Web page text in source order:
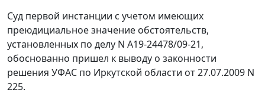
Суд первой инстанции с учетом имеющих
преюдициальное значение обстоятельств,
установленных по делу N А19-24478/09-21,
обоснованно пришел к выводу о законности
решения УФАС по Иркутской области от 27.07.2009 N
225.